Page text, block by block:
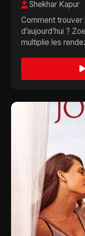
Shekhar Kapur
Comment trouver
d’aujourd’hui ?
multiplie les